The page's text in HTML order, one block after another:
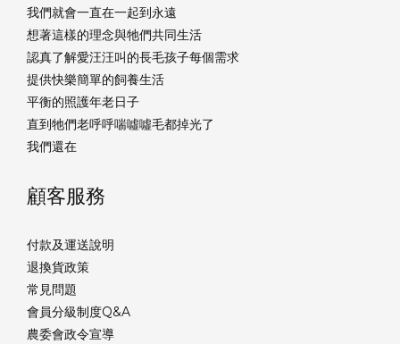
我們就會一直在一起到永遠
想著這樣的理念與牠們共同生活
認真了解愛汪汪叫的長毛孩子每個需求
提供快樂簡單的飼養生活
平衡的照護年老日子
直到牠們老呼呼喘噓噓毛都掉光了
我們還在
顧客服務
付款及運送說明
退換貨政策
常見問題
會員分級制度Q&A
農委會政令宣導